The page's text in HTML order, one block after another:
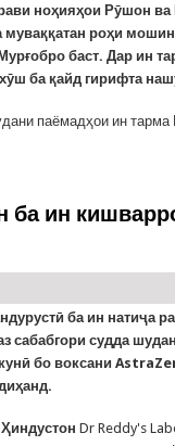
ноҳияҳои Рӯшон
роҳи
баст. Дар ин
ба қайд гирифта
паёмадҳои ин тарма
кишвар. Аммо
ба ин
ба ин натиҷа
сабабгори судда
бо воксани
Ҳиндустон Dr Reddy's